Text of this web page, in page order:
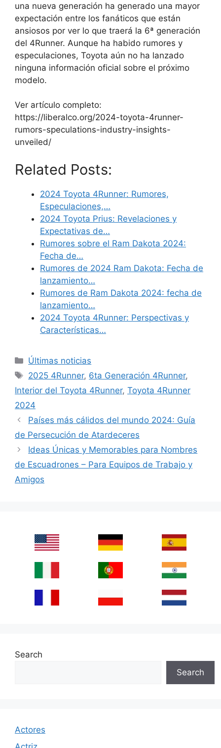
una nueva generación ha generado una mayor
expectación entre los fanáticos que están
ansiosos por ver lo que traerá la 6ª generación
del 4Runner. Aunque ha habido rumores y
especulaciones, Toyota aún no ha lanzado
ninguna información oficial sobre el próximo
modelo.
Ver artículo completo:
https://liberalco.org/2024-toyota-4runner-
rumors-speculations-industry-insights-
unveiled/
Related Posts:
2024 Toyota 4Runner: Rumores,
Especulaciones,…
2024 Toyota Prius: Revelaciones y
Expectativas de…
Rumores sobre el Ram Dakota 2024:
Fecha de…
Rumores de 2024 Ram Dakota: Fecha de
lanzamiento…
Rumores de Ram Dakota 2024: fecha de
lanzamiento…
2024 Toyota 4Runner: Perspectivas y
Características…
Categories
Últimas noticias
Tags
2025 4Runner, 6ta Generación 4Runner,
Interior del Toyota 4Runner, Toyota 4Runner
2024
Países más cálidos del mundo 2024: Guía
de Persecución de Atardeceres
Ideas Únicas y Memorables para Nombres
de Escuadrones – Para Equipos de Trabajo y
Amigos
Search
Search
Actores